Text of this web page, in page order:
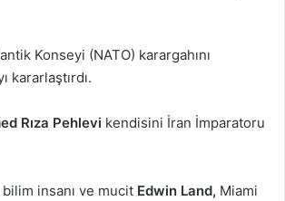
Konseyi (NATO) karargahını
kararlaştırdı.
Rıza Pehlevi kendisini İran İmparatoru
bilim insanı ve mucit Edwin Land, Miami